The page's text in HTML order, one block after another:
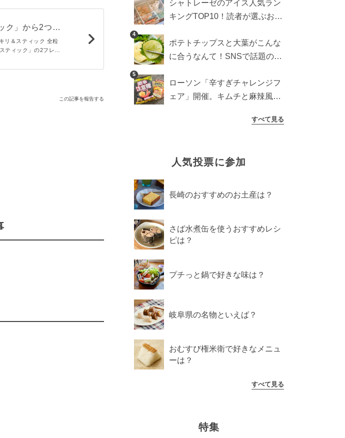
ク」から2つの
リ＆スティック 全粒
ティック」の2フレー
この記事を報告する
検証
シャトレーゼのアイス人気ラン
キングTOP10！読者が選ぶおす
4
ポテトチップスと大葉がこんな
に合うなんて！SNSで話題の食
5
ローソン「辛すぎチャレンジフ
ェア」開催。キムチと麻辣風の
すべて見る
人気投票に参加
長崎のおすすめのお土産は？
さば水煮缶を使うおすすめレシ
ピは？
プチっと鍋で好きな味は？
岐阜県の名物といえば？
おむすび権米衛で好きなメニュ
ーは？
すべて見る
特集